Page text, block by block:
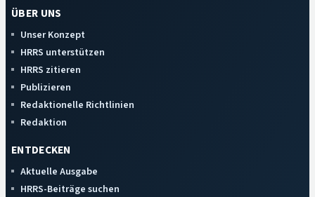
ÜBER UNS
Unser Konzept
HRRS unterstützen
HRRS zitieren
Publizieren
Redaktionelle Richtlinien
Redaktion
ENTDECKEN
Aktuelle Ausgabe
HRRS-Beiträge suchen